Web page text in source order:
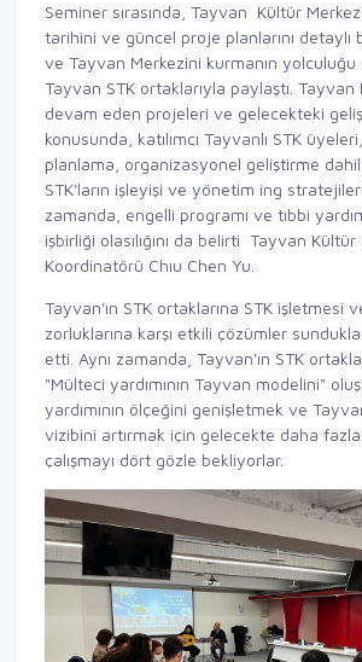
Seminer sırasında, Tayvan Kültür
tarihini ve güncel proje planlarını detaylı
ve Tayvan Merkezini kurmanın yolculuğu
Tayvan STK ortaklarıyla paylaştı. Tayvan
devam eden projeleri ve gelecekteki
konusunda, katılımcı Tayvanlı STK
planlama, organizasyonel geliştirme
STK'ların işleyişi ve yönetim ing
zamanda, engelli programı ve tıbbi
işbirliği olasılığını da belirti Tayvan Kültür
Koordinatörü Chıu Chen Yu.
Tayvan'ın STK ortaklarına STK işletmesi
zorluklarına karşı etkili çözümler
etti. Aynı zamanda, Tayvan'ın STK
"Mülteci yardımının Tayvan modelini"
yardımının ölçeğini genişletmek ve
vizibini artırmak için gelecekte daha
çalışmayı dört gözle bekliyorlar.